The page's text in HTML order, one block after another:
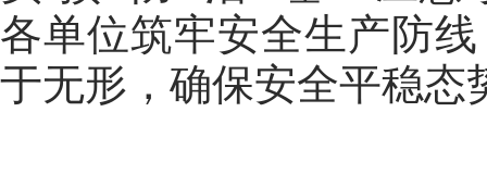
各单位筑牢安全生产防
于无形，确保安全平稳态